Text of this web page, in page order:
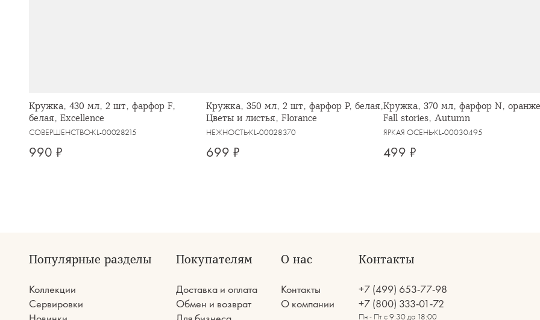
Кружка, 430 мл, 2 шт, фарфор F,
белая, Excellence
СОВЕРШЕНСТВОKL-00028215
990 ₽
Кружка, 350 мл, 2 шт, фарфор P, белая,
Цветы и листья, Florance
НЕЖНОСТЬKL-00028370
699 ₽
Кружка, 370 мл, фарфор N,
Fall stories, Autumn
ЯРКАЯ ОСЕНЬKL-00030495
499 ₽
Популярные разделы
Коллекции
Сервировки
Покупателям
Доставка и оплата
Обмен и возврат
О нас
Контакты
О компании
Контакты
+7 (499) 653-77-98
+7 (800) 333-01-72
Пн - Пт с 9:30 до 18:00